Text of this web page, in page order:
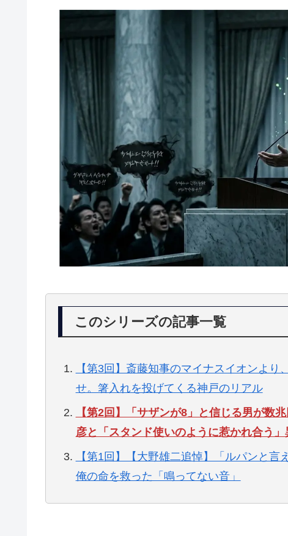
このシリーズの記事一覧
【第3回】斎藤知事のマイナスイオンよ
せ。箸入れを投げてくる神戸のリアル
【第2回】「サザンが8」と信じる男が数
彦と「スタンド使いのように惹かれ合う」
【第1回】【大野雄二追悼】「ルパンと
俺の命を救った「鳴ってない音」